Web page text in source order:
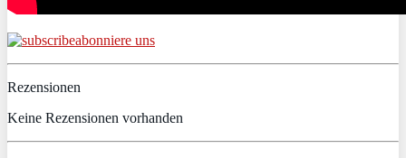
abonniere uns
Rezensionen
Keine Rezensionen vorhanden